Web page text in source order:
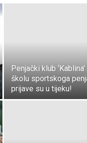
Penjački klub
školu sportskoga
prijave su u tijeku!